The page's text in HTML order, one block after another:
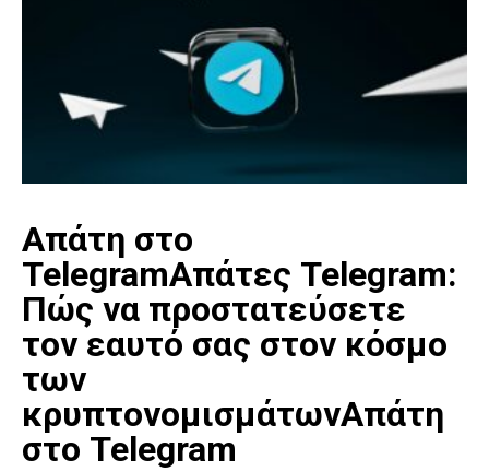
Απάτη στο
TelegramΑπάτες Telegram:
Πώς να προστατεύσετε
τον εαυτό σας στον κόσμο
των
κρυπτονομισμάτωνΑπάτη
στο Telegram